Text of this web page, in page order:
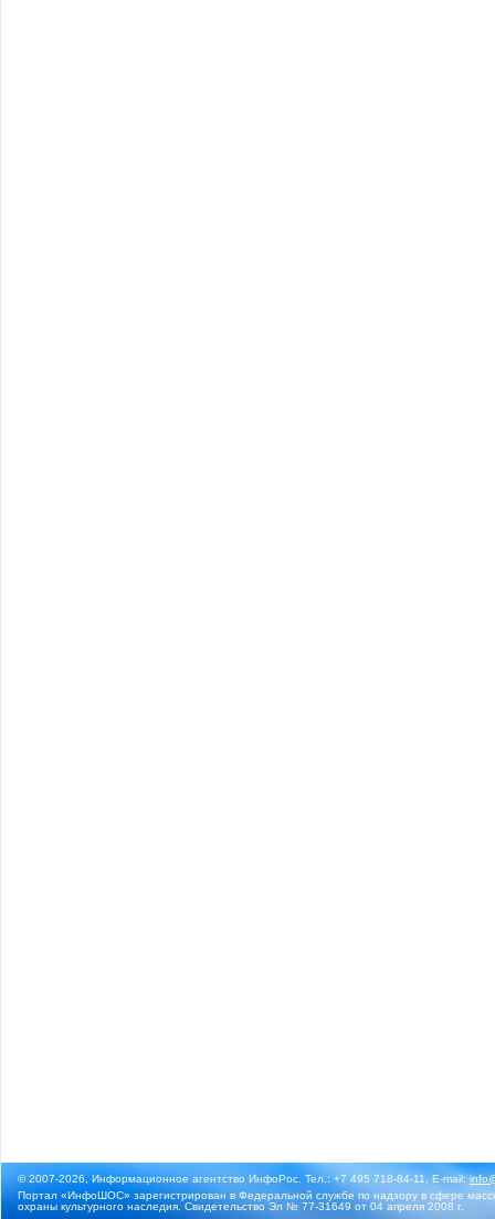
© 2007-2026, Информационное агентство ИнфоРос. Тел.: +7 495 718-84-11, E-mail:
Портал «ИнфоШОС» зарегистрирован в Федеральной службе по надзору в сфере
охраны культурного наследия. Свидетельство Эл № 77-31649 от 04 апреля 2008 г.